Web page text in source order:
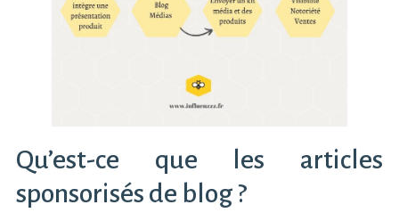
Qu’est-ce que les articles
sponsorisés de blog ?